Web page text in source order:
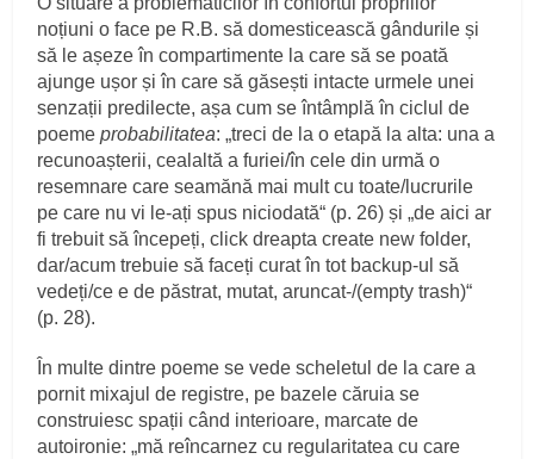
noțiuni o face pe R.B. să domesticească gândurile și
să le așeze în compartimente la care să se poată
ajunge ușor și în care să găsești intacte urmele unei
senzații predilecte, așa cum se întâmplă în ciclul de
poemeprobabilitatea: „treci de la o etapă la alta: una a
recunoașterii, cealaltă a furiei/în cele din urmă o
resemnare care seamănă mai mult cu toate/lucrurile
pe care nu vi le-ați spus niciodată“ (p. 26) și „de aici ar
fi trebuit să începeți, click dreapta create new folder,
dar/acum trebuie să faceți curat în tot backup-ul să
vedeți/ce e de păstrat, mutat, aruncat-/(empty trash)“
(p. 28).
În multe dintre poeme se vede scheletul de la care a
pornit mixajul de registre, pe bazele căruia se
construiesc spații când interioare, marcate de
autoironie: „mă reîncarnez cu regularitatea cu care